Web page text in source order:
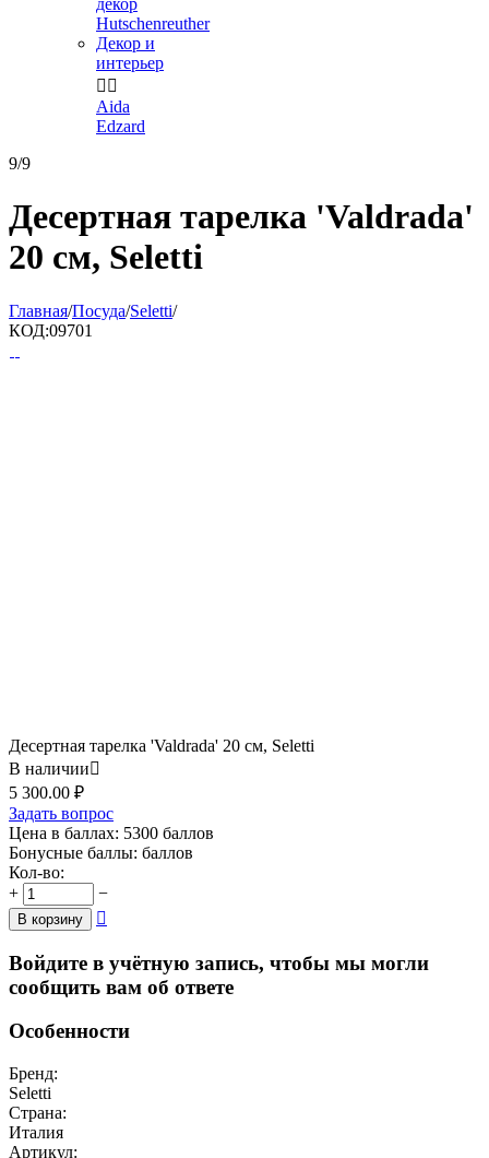
декор
Hutschenreuther
Декор и
интерьер
 
Aida
Edzard
9/9
Десертная тарелка 'Valdrada'
20 см, Seletti
Главная/Посуда/Seletti/
КОД:09701
Десертная тарелка 'Valdrada' 20 см, Seletti
В наличии
5 300.00 ₽
Задать вопрос
Цена в баллах: 5300 баллов
Бонусные баллы: баллов
Кол-во:
+
−
В корзину 
Войдите в учётную запись, чтобы мы могли
сообщить вам об ответе
Особенности
Бренд:
Seletti
Страна:
Италия
Артикул: